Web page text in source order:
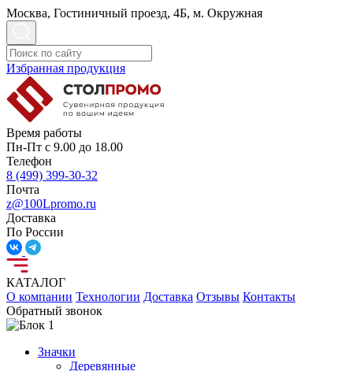
Москва, Гостиничный проезд, 4Б, м. Окружная
Избранная продукция
Время работы
Пн-Пт с 9.00 до 18.00
Телефон
8 (499) 399-30-32
Почта
z@100Lpromo.ru
Доставка
По России
КАТАЛОГ
О компании Технологии Доставка Отзывы Контакты
Обратный звонок
Значки
Деревянные